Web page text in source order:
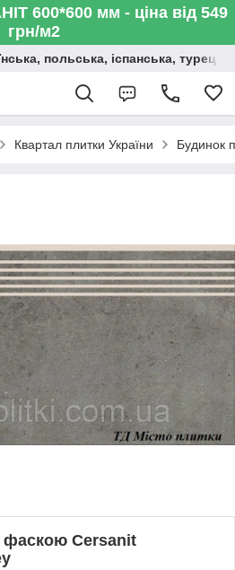
600*600 мм - ціна від 549
грн/м2
польська, іспанська,
Квартал плитки України Будинок
фаскою Cersanit